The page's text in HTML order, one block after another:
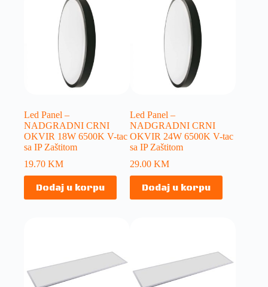
Led Panel –
NADGRADNI CRNI
OKVIR 18W 6500K V-tac
sa IP Zaštitom
19.70 KM
Dodaj u korpu
Led Panel –
NADGRADNI CRNI
OKVIR 24W 6500K V-tac
sa IP Zaštitom
29.00KM
Dodaj u korpu